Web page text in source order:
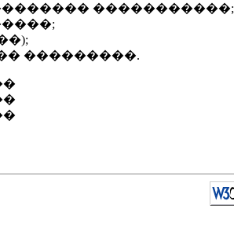
�����������;
���������.